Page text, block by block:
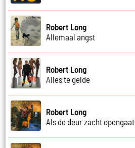
Robert Long
Allemaal angst
Robert Long
Alles te gelde
Robert Long
Als de deur zacht opengaat